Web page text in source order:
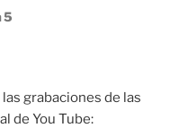
5
grabaciones de las
de You Tube: